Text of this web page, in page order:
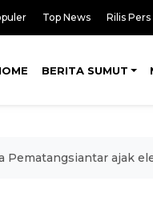
Top News Rilis Pers
BERITA SUMUT
Pematangsiantar ajak